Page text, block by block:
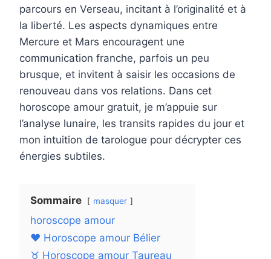
parcours en Verseau, incitant à l’originalité et à
la liberté. Les aspects dynamiques entre
Mercure et Mars encouragent une
communication franche, parfois un peu
brusque, et invitent à saisir les occasions de
renouveau dans vos relations. Dans cet
horoscope amour gratuit, je m’appuie sur
l’analyse lunaire, les transits rapides du jour et
mon intuition de tarologue pour décrypter ces
énergies subtiles.
Sommaire masquer
horoscope amour
❤️ Horoscope amour Bélier
♉ Horoscope amour Taureau